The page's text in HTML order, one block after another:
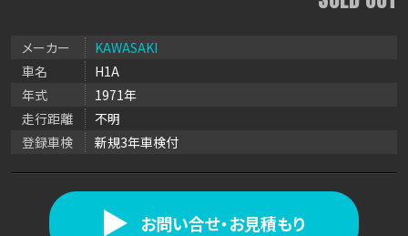
メーカー
KAWASAKI
車名
H1A
年式
1971年
走行距離
不明
登録車検
新規3年車検付
お問い合せ・お見積もり